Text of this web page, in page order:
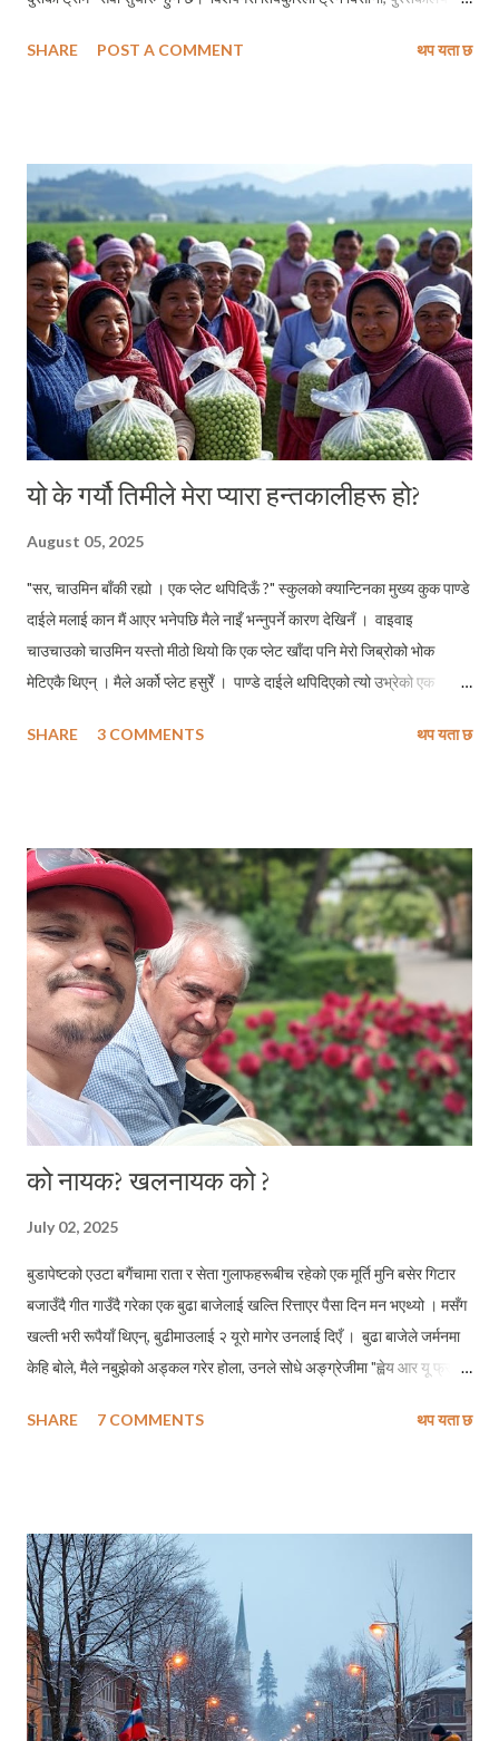
झल्काउँछ। भान्ता नगरपालिकाले ट्रामलाइ एउटा गौरबको आयोजनाको रुपमा
बिकल्पमा ट्रामलाइ उत्तम मानिएको छ । ट्रामकै कारणले हाम्रै फिनल्याण्डको
ताप्म्पेरेको लोकप्रियता बढ्नु र सबभन्दा आकर्षक शहरको रुपमा चित्रित हुनुले
फिनल्याण्डकै सन्दर्भमा पनि सकारात्मक प्रभाबहरु देखिनछन । र, यो उदाहरण यहाँका
योजनाकारहरुका लागि...
SHARE POST A COMMENT थप यता छ
यो के गर्यौ तिमीले मेरा प्यारा हन्तकालीहरू हो?
August 05, 2025
"सर, चाउमिन बाँकी रह्यो । एक प्लेट थपिदिऊँ ?" स्कुलको क्यान्टिनका मुख्य कुक पाण्डे
दाईले मलाई कान मैं आएर भनेपछि मैले नाइँ भन्नुपर्ने कारण देखिनँ । वाइवाइ
चाउचाउको चाउमिन यस्तो मीठो थियो कि एक प्लेट खाँदा पनि मेरो जिब्रोको भोक
मेटिएकै थिएन् । मैले अर्को प्लेट हसुरेँ । पाण्डे दाईले थपिदिएको त्यो उभ्रेको एक
पुरानो हरियो टेबलमाथि बसेर भर्खर सकिएको दोस्रो त्रैमासिक परीक्षाको कापि जाँच्दै
थिए । सायद उनको ठाउँमा म र मेरो ठाउँमा उनी भएका भए त्यसबखत उनले मलाई
मारेभन्दा बड्ता पेचिलो डायलग म मार्ने थिएँ होला । डायलग मार्न म बच्चैदेखि खप्पिस हुँ
। तर त्यो वखत डायलग बेहोर्नेमा म थिएँ, मार्ने अर्को कोही । एकैछिन अघिसम्म मीठो
भएको त्यो वाइवाइ चाउचाउको चाउमिन के...
SHARE 3 COMMENTS थप यता छ
को नायक? खलनायक को ?
July 02, 2025
बुडापेष्टको एउटा बगैंचामा राता र सेता गुलाफहरूबीच रहेको एक मूर्ति मुनि बसेर गिटार
बजाउँदै गीत गाउँदै गरेका एक बुढा बाजेलाई खल्ति रित्ताएर पैसा दिन मन भएथ्यो । मसँग
खल्ती भरी रूपैयाँ थिएन्, बुढीमाउलाई २ यूरो मागेर उनलाई दिएँ । बुढा बाजेले जर्मनमा
केहि बोले, मैले नबुझेको अड्कल गरेर होला, उनले सोधे अङ्ग्रेजीमा "ह्वेय आर यू फ्रम
बडो उत्साहित हुँदै प्रश्न गरे । मलाई झुटो बोल्न प्रायः सकस पर्छ, यसैकारण, मैले
हिमालहरू सम्झिएर, मलाई चाँहि मेरो घर सम्झाए । मैले नबुझ्ने भाषामा मन छुने संगित
भरेर ती बाजेले पूर्ववतः गीतको भाका हाल्न थाले । उनको गायकी र उनले झंकार
निकालेको गिटारको धुन पर पर सम्म पुगिरहेथ्यो, मानिसहरू प्रायः फर्केर एकपटक उ...
SHARE 7 COMMENTS थप यता छ